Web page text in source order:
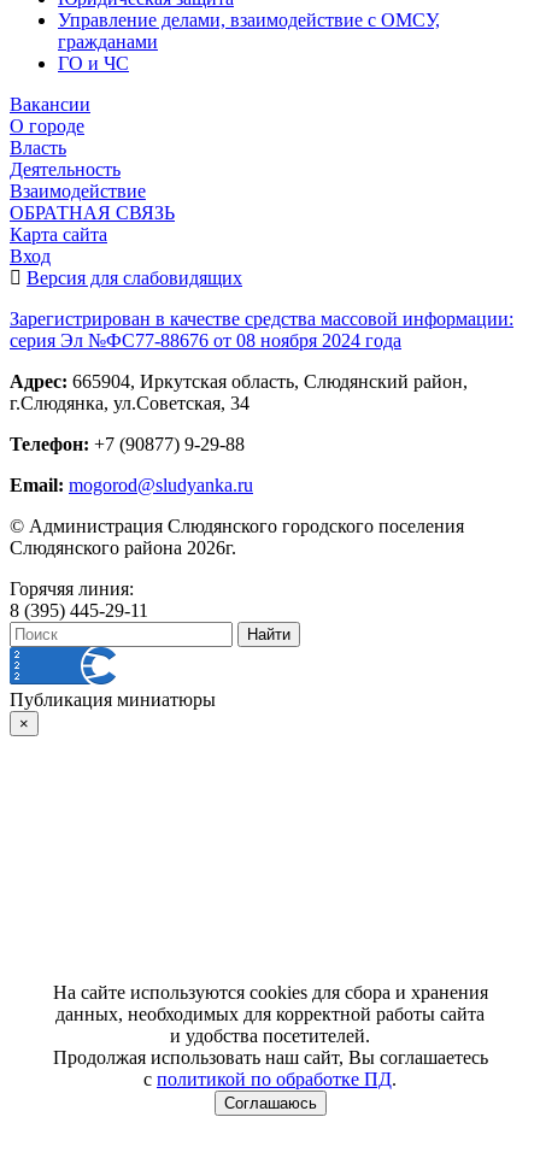
Управление делами, взаимодействие с ОМСУ,
гражданами
ГО и ЧС
Вакансии
О городе
Власть
Деятельность
Взаимодействие
ОБРАТНАЯ СВЯЗЬ
Карта сайта
Вход
Версия для слабовидящих
Зарегистрирован в качестве средства массовой информации:
серия Эл №ФС77-88676 от 08 ноября 2024 года
Адрес: 665904, Иркутская область, Слюдянский район,
г.Слюдянка, ул.Советская, 34
Телефон: +7 (90877) 9-29-88
Email: mogorod@sludyanka.ru
© Администрация Слюдянского городского поселения
Слюдянского района 2026г.
Горячяя линия:
8 (395) 445-29-11
Публикация миниатюры
×
На сайте используются cookies для сбора и хранения
данных, необходимых для корректной работы сайта
и удобства посетителей.
Продолжая использовать наш сайт, Вы соглашаетесь
с политикой по обработке ПД.
Соглашаюсь